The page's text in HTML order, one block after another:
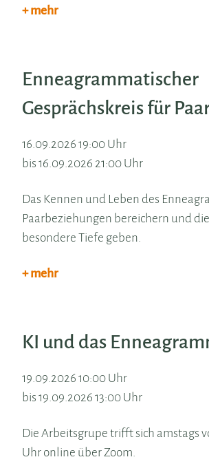
+ mehr
Enneagrammatischer
Gesprächskreis für
16.09.2026 19:00 Uhr
bis 16.09.2026 21:00 Uhr
Das Kennen und Leben des
Paarbeziehungen bereichern und
besondere Tiefe geben.
+ mehr
KI und das
19.09.2026 10:00 Uhr
bis 19.09.2026 13:00 Uhr
Die Arbeitsgrupe trifft sich amstags
Uhr online über Zoom.